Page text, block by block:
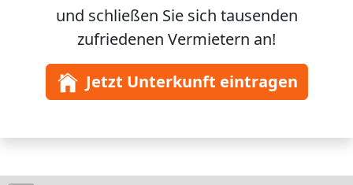
und schließen Sie sich tausenden
zufriedenen Vermietern an!
Jetzt Unterkunft eintragen